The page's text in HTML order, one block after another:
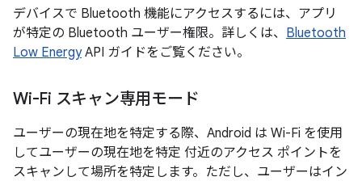
デバイスで Bluetooth 機能にアクセスするには、アプリ
が特定の Bluetooth ユーザー権限。詳しくは、 Bluetooth
Low EnergyAPI ガイドをご覧ください。
Wi-Fi スキャン専用モード
ユーザーの現在地を特定する際、Android は Wi-Fi を使用
してユーザーの現在地を特定 付近のアクセス ポイントを
スキャンして場所を特定します。ただし、ユーザーはイン